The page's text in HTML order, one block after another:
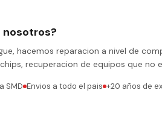
nosotros?
hacemos reparacion a nivel de
recuperacion de equipos que no
SMD Envios a todo el pais +20 años de